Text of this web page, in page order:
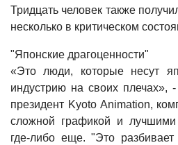
Тридцать человек также
несколько в критическом
"Японские драгоценности"
«Это люди, которые несут
индустрию на своих плечах»,
президент Kyoto Animation,
сложной графикой и
где-либо еще. "Это